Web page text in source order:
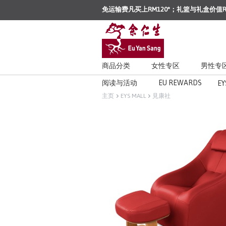
免运输费凡买上RM120*；礼篮与礼盒价值
商品分类 女性专区 男性专
阅读与活动 EU REWARDS
主页 EYS MALL 見康社